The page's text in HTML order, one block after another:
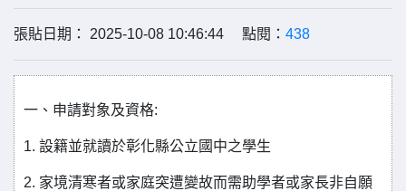
張貼日期： 2025-10-08 10:46:44 點閱： 438
一、申請對象及資格:
1. 設籍並就讀於彰化縣公立國中之學生
2. 家境清寒者或家庭突遭變故而需助學者或家長非自願